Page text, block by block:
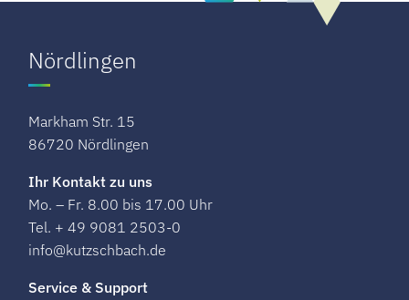
Nördlingen
Markham Str. 15
86720 Nördlingen
Ihr Kontakt zu uns
Mo. – Fr. 8.00 bis 17.00 Uhr
Tel. + 49 9081 2503-0
info@kutzschbach.de
Service & Support